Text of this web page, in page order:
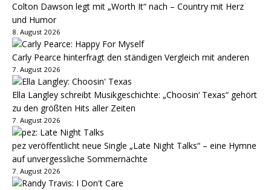
Colton Dawson legt mit „Worth It“ nach – Country mit Herz
und Humor
8. August 2026
Carly Pearce hinterfragt den ständigen Vergleich mit anderen
7. August 2026
Ella Langley schreibt Musikgeschichte: „Choosin‘ Texas“ gehört
zu den größten Hits aller Zeiten
7. August 2026
pez veröffentlicht neue Single „Late Night Talks“ – eine Hymne
auf unvergessliche Sommernächte
7. August 2026